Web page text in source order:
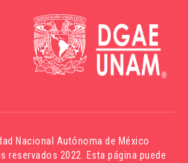
Nacional Autónoma de México
reservados 2022. Esta página puede